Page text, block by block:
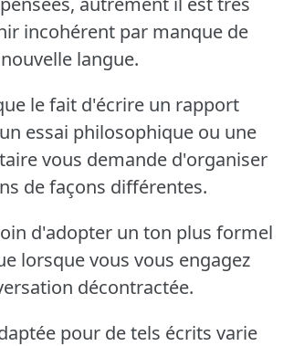
incohérent par manque de
langue.
le fait d'écrire un rapport
essai philosophique ou une
vous demande d'organiser
de façons différentes.
d'adopter un ton plus formel
lorsque vous vous engagez
décontractée.
pour de tels écrits varie